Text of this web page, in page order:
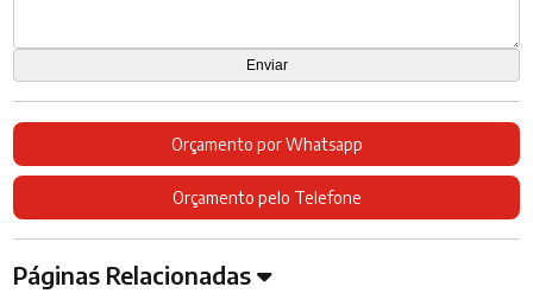
Orçamento por Whatsapp
Orçamento pelo Telefone
Páginas Relacionadas